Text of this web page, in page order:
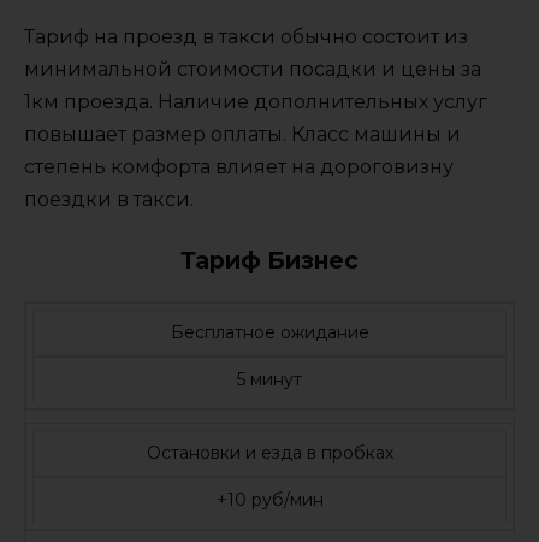
Тариф на проезд в такси обычно состоит из
минимальной стоимости посадки и цены за
1км проезда. Наличие дополнительных услуг
повышает размер оплаты. Класс машины и
степень комфорта влияет на дороговизну
поездки в такси.
Тариф Бизнес
Бесплатное ожидание
5 минут
Остановки и езда в пробках
+10 руб/мин